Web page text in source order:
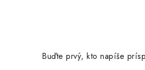
Buďte prvý, kto napíše